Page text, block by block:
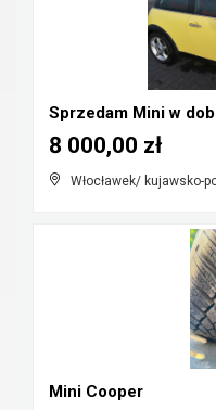
Sprzedam Mini w
Włocławek/ kujawsko-
8 000,00 zł
Mini Cooper